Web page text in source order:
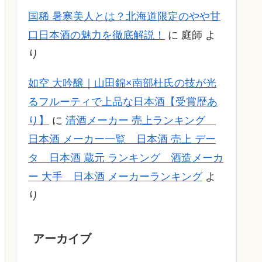
国稀 暑寒美人とは？北海道限定のやや甘
口日本酒の魅力を徹底解説！
に 庭師 よ
り
如空 大吟醸｜山田錦×南部杜氏の技が光
るフルーティで上品な日本酒【受賞歴あ
り】
に 清酒メーカー 売上ランキング
日本酒 メーカー一覧 日本酒 売上 デー
タ 日本酒 蔵元 ランキング 酒造メーカ
ー 大手 日本酒 メーカーランキングよ
り
アーカイブ